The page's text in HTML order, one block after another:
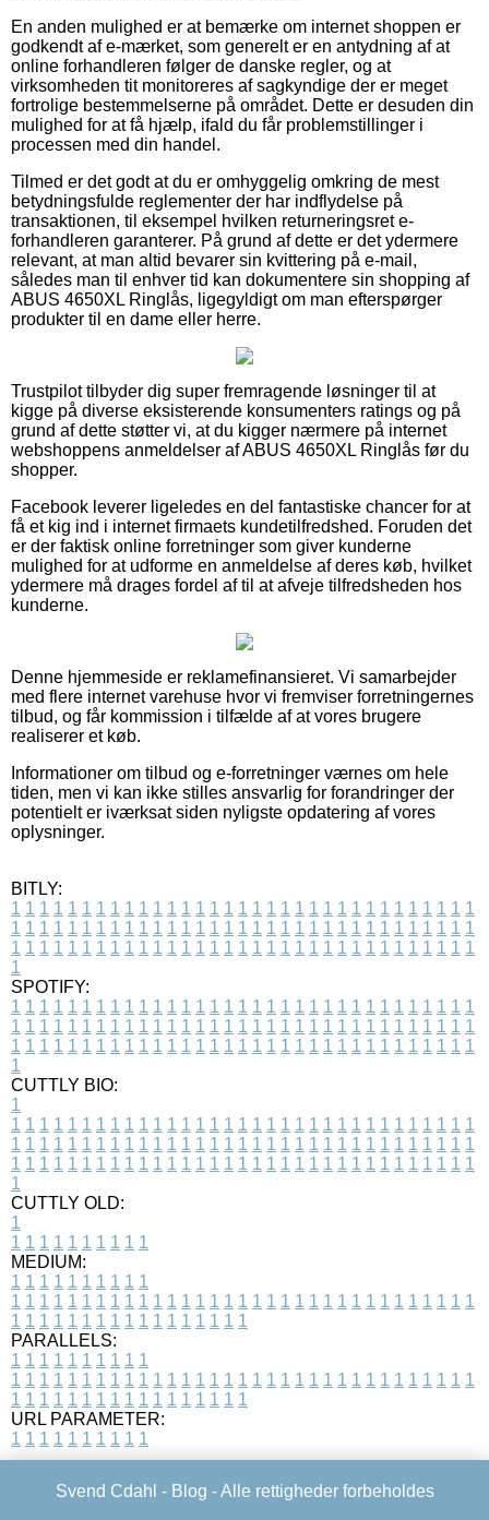
En anden mulighed er at bemærke om internet shoppen er
godkendt af e-mærket, som generelt er en antydning af at
online forhandleren følger de danske regler, og at
virksomheden tit monitoreres af sagkyndige der er meget
fortrolige bestemmelserne på området. Dette er desuden din
mulighed for at få hjælp, ifald du får problemstillinger i
processen med din handel.
Tilmed er det godt at du er omhyggelig omkring de mest
betydningsfulde reglementer der har indflydelse på
transaktionen, til eksempel hvilken returneringsret e-
forhandleren garanterer. På grund af dette er det ydermere
relevant, at man altid bevarer sin kvittering på e-mail,
således man til enhver tid kan dokumentere sin shopping af
ABUS 4650XL Ringlås, ligegyldigt om man efterspørger
produkter til en dame eller herre.
Trustpilot tilbyder dig super fremragende løsninger til at
kigge på diverse eksisterende konsumenters ratings og på
grund af dette støtter vi, at du kigger nærmere på internet
webshoppens anmeldelser af ABUS 4650XL Ringlås før du
shopper.
Facebook leverer ligeledes en del fantastiske chancer for at
få et kig ind i internet firmaets kundetilfredshed. Foruden det
er der faktisk online forretninger som giver kunderne
mulighed for at udforme en anmeldelse af deres køb, hvilket
ydermere må drages fordel af til at afveje tilfredsheden hos
kunderne.
Denne hjemmeside er reklamefinansieret. Vi samarbejder
med flere internet varehuse hvor vi fremviser forretningernes
tilbud, og får kommission i tilfælde af at vores brugere
realiserer et køb.
Informationer om tilbud og e-forretninger værnes om hele
tiden, men vi kan ikke stilles ansvarlig for forandringer der
potentielt er iværksat siden nyligste opdatering af vores
oplysninger.
BITLY:
1 1 1 1 1 1 1 1 1 1 1 1 1 1 1 1 1 1 1 1 1 1 1 1 1 1 1 1 1 1 1 1 1
1 1 1 1 1 1 1 1 1 1 1 1 1 1 1 1 1 1 1 1 1 1 1 1 1 1 1 1 1 1 1 1 1
1 1 1 1 1 1 1 1 1 1 1 1 1 1 1 1 1 1 1 1 1 1 1 1 1 1 1 1 1 1 1 1 1
1
SPOTIFY:
1 1 1 1 1 1 1 1 1 1 1 1 1 1 1 1 1 1 1 1 1 1 1 1 1 1 1 1 1 1 1 1 1
1 1 1 1 1 1 1 1 1 1 1 1 1 1 1 1 1 1 1 1 1 1 1 1 1 1 1 1 1 1 1 1 1
1 1 1 1 1 1 1 1 1 1 1 1 1 1 1 1 1 1 1 1 1 1 1 1 1 1 1 1 1 1 1 1 1
1
CUTTLY BIO:
1
1 1 1 1 1 1 1 1 1 1 1 1 1 1 1 1 1 1 1 1 1 1 1 1 1 1 1 1 1 1 1 1 1
1 1 1 1 1 1 1 1 1 1 1 1 1 1 1 1 1 1 1 1 1 1 1 1 1 1 1 1 1 1 1 1 1
1 1 1 1 1 1 1 1 1 1 1 1 1 1 1 1 1 1 1 1 1 1 1 1 1 1 1 1 1 1 1 1 1
1
CUTTLY OLD:
1
1 1 1 1 1 1 1 1 1 1
MEDIUM:
1 1 1 1 1 1 1 1 1 1
1 1 1 1 1 1 1 1 1 1 1 1 1 1 1 1 1 1 1 1 1 1 1 1 1 1 1 1 1 1 1 1 1
1 1 1 1 1 1 1 1 1 1 1 1 1 1 1 1 1
PARALLELS:
1 1 1 1 1 1 1 1 1 1
1 1 1 1 1 1 1 1 1 1 1 1 1 1 1 1 1 1 1 1 1 1 1 1 1 1 1 1 1 1 1 1 1
1 1 1 1 1 1 1 1 1 1 1 1 1 1 1 1 1
URL PARAMETER:
1 1 1 1 1 1 1 1 1 1
Svend Cdahl - Blog - Alle rettigheder forbeholdes